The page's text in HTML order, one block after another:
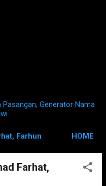
Pasangan, Generator Nama
Farhun HOME
Farhat,